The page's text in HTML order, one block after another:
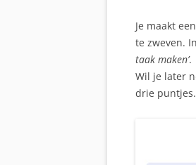
Je maakt
te zweven.
taak maken’.
Wil je later
drie puntjes.